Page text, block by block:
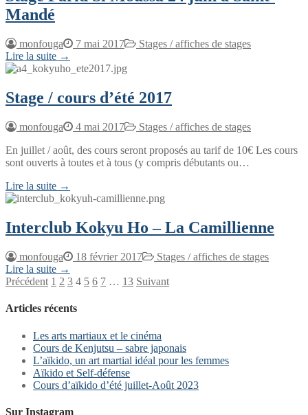
Mandé
monfouga 7 mai 2017
Stages / affiches de stages
Lire la suite →
Stage / cours d’été 2017
monfouga 4 mai 2017
Stages / affiches de stages
En juillet / août, des cours seront proposés au tarif de 10€ Les cours
sont ouverts à toutes et à tous (y compris débutants ou…
Lire la suite →
Interclub Kokyu Ho – La Camillienne
monfouga 18 février 2017
Stages / affiches de stages
Lire la suite →
Pagination
des
Précédent 1 2 3 4 5 6 7 … 13 Suivant
Articles récents
Les arts martiaux et le cinéma
Cours de Kenjutsu – sabre japonais
L’aïkido, un art martial idéal pour les femmes
Aïkido et Self-défense
Cours d’aïkido d’été juillet-Août 2023
Sur Instagram